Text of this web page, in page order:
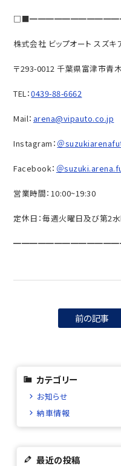
株式会社 ビップオート スズキ
〒293-0012 千葉県富津市青
TEL：0439-88-6662
Mail： arena@vipauto.co.jp
Instagram： ＠
Facebook： ＠
営業時間：10:00~19:30
定休日：毎週火曜日及び第2
前の記事
カテゴリー
お知らせ
納車情報
最近の投稿